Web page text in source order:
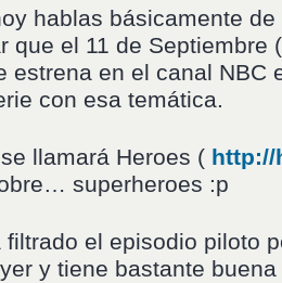
hablas básicamente
que el 11 de Septiembre
estrena en el canal NBC
con esa temática.
llamará Heroes ( http://
superheroes :p
filtrado el episodio piloto
y tiene bastante